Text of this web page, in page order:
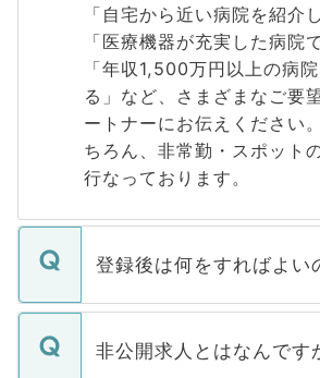
「自宅から近い病院を紹介
「医療機器が充実した病院
「年収1,500万円以上の病
る」など、さまざまなご要
ートナーにお伝えください
ちろん、非常勤・スポット
行なっております。
登録後は何をすればよい
ご登録いただきましたら、
登録内容を確認し、その後
非公開求人とはなんです